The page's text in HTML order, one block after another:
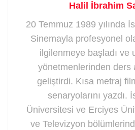
Halil İbrahim
20 Temmuz 1989 yılında
Sinemayla profesyonel
ilgilenmeye başladı ve
yönetmenlerinden ders
geliştirdi. Kısa metraj
senaryolarını yazdı.
Üniversitesi ve Erciyes
ve Televizyon